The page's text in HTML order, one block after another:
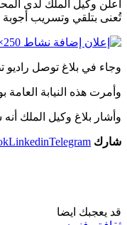
أعلن وكيل الملك لدى
تُعنى بتلقي وتسريب أجوبة
وجاء في بلاغ توصل راديو
وأمرت هذه النيابة
وأشار بلاغ وكيل الملك
شارك LinkedinTelegram
قد يعجبك ايضا